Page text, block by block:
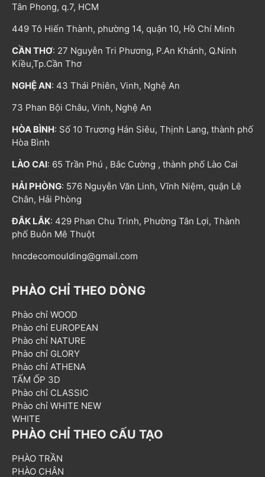
Tân Phong, q.7, HCM
449 Tô Hiến Thành, phường 14, quận 10, Hồ Chí Minh
CẦN THƠ: 27 Nguyễn Tri Phương, P.An Khánh, Q.Ninh
Kiều,Tp.Cần Thơ
NGHỆ AN: 43 Thái Phiên, Vinh, Nghệ An
73 Phan Bội Châu, Vinh, Nghệ An
HÒA BÌNH: Số 10 Trương Hán Siêu, Thịnh Lang, thành phố
Hòa Bình
LÀO CAI: 65 Trần Phú , Bắc Cường , thành phố Lào Cai
HẢI PHÒNG: 576 Nguyễn Văn Linh, Vĩnh Niệm, quận Lê
Chân, Hải Phòng
ĐẮK LẮK: 429 Phan Chu Trinh, Phường Tân Lợi, Thành
phố Buôn Mê Thuột
hncdecomoulding@gmail.com
PHÀO CHỈ THEO DÒNG
Phào chỉ WOOD
Phào chỉ EUROPEAN
Phào chỉ NATURE
Phào chỉ GLORY
Phào chỉ ATHENA
TẤM ỐP 3D
Phào chỉ CLASSIC
Phào chỉ WHITE NEW
WHITE
PHÀO CHỈ THEO CẤU TẠO
PHÀO TRẦN
PHÀO CHÂN